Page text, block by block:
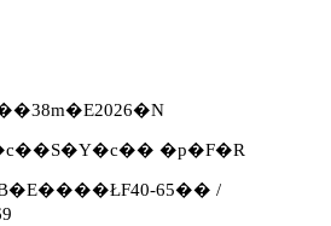
�p�F�R
65�� /